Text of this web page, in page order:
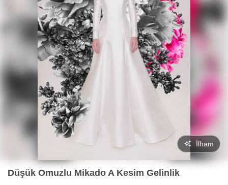
İlham
Düşük Omuzlu Mikado A Kesim Gelinlik